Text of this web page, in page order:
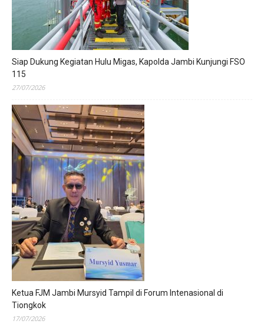
Siap Dukung Kegiatan Hulu Migas, Kapolda Jambi Kunjungi FSO
115
27/07/2026
Ketua FJM Jambi Mursyid Tampil di Forum Intenasional di
Tiongkok
17/07/2026